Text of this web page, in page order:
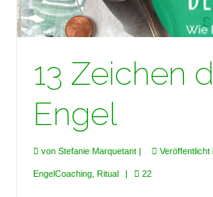
13 Zeichen
Engel
von Stefanie Marquetant | Veröffentlicht
EngelCoaching Ritual | 22